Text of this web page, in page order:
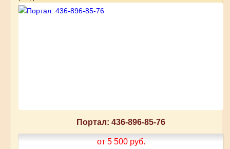
Портал: 436-896-85-76
от 5 500 руб.